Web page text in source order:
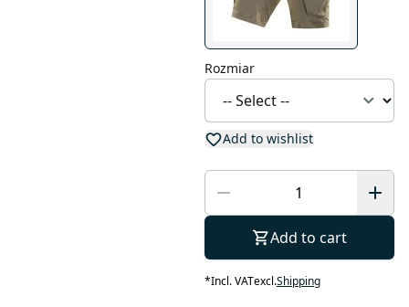
Rozmiar
Add to wishlist
Add to cart
*Incl. VATexcl.Shipping